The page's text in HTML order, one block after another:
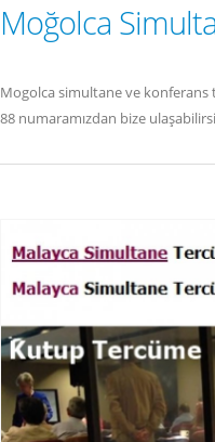
Moğolca
Mogolca simultane ve konferans
88 numaramızdan bize